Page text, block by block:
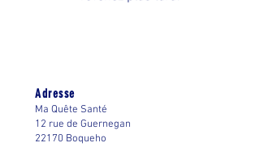
Adresse
Ma Quête Santé
12 rue de Guernegan
22170 Boqueho